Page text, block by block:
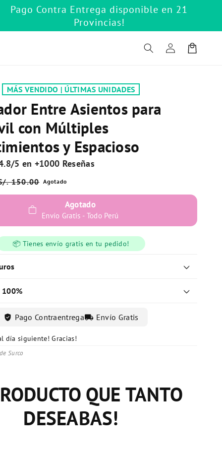
Pago Contra Entrega disponible en 21
Provincias!
Iniciar
sesión
Carrito
MÁS VENDIDO | ÚLTIMAS UNIDADES
Entre Asientos para
con Múltiples
y Espacioso
5 en +1000 Reseñas
. 150.00 Agotado
Agotado
Envío Gratis - Todo Perú
📦 Tienes envío gratis en tu pedido!
verified_user Pago Contraentregalocal_shipping Envío Gratis
día siguiente! Gracias!
Surco
entrega!
y correctamente!
QUE TANTO
DESEABAS!